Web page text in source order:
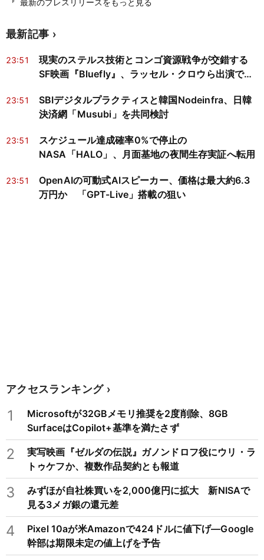
最新のプレスリリースをもっと見る
最新記事
23:51
現実のステルス技術とコンゴ資源戦争が交錯する
SF映画『Bluefly』、ラッセル・クロウら出演で製
23:51
SBIデジタルプラクティスと韓国Nodeinfra、日韓
決済網「Musubi」を共同検討
23:51
スケジュール達成確率0%で停止の
NASA「HALO」、月面基地の夜間生存実証へ転用
23:51
OpenAIの可動式AIスピーカー、価格は最大約6.3
万円か 「GPT-Live」搭載の狙い
アクセスランキング
1
Microsoftが32GBメモリ推奨を2度削除、8GB
SurfaceはCopilot+基準を満たさず
2
実写映画『ゼルダの伝説』ガノンドロフ役にウリ・ラ
トゥケフか、複数作品契約とも報道
3
みずほが自社株買いを2,000億円に拡大 新NISAで
見る3メガ銀の還元差
4
Pixel 10aが米Amazonで424ドルに値下げ―Google
幹部は期限未定の値上げを予告